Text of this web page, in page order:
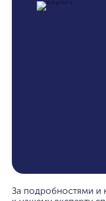
За подробностями и